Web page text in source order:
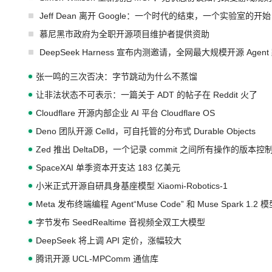
Jeff Dean 离开 Google：一个时代的结束，一个实验室的开始
慕尼黑市政府为全职开源项目维护者提供资助
DeepSeek Harness 宣布内测邀请，全网最大规模开源 Agent
张一鸣的三次否决：字节跳动为什么不蒸馏
让非法状态不可表示：一篇关于 ADT 的帖子在 Reddit 火了
Cloudflare 开源内部企业 AI 平台 Cloudflare OS
Deno 团队开源 Celld，可自托管的分布式 Durable Objects
Zed 推出 DeltaDB，一个记录 commit 之间所有操作的版本控
SpaceXAI 单季资本开支达 183 亿美元
小米正式开源自研具身基座模型 Xiaomi-Robotics-1
Meta 发布终端编程 Agent“Muse Code” 和 Muse Spark 1.2 模
字节发布 SeedRealtime 音视频全双工大模型
DeepSeek 将上调 API 定价，涨幅较大
腾讯开源 UCL-MPComm 通信库